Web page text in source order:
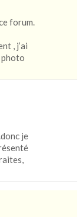
forum.
, j’ai
photo
je